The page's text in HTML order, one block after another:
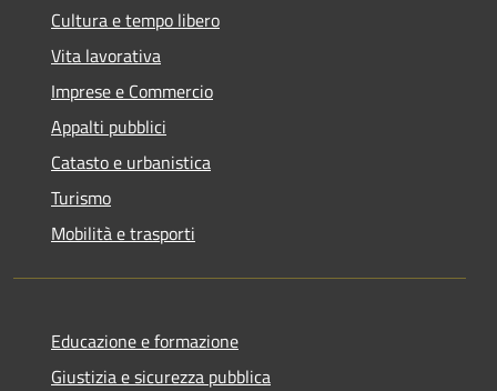
Cultura e tempo libero
Vita lavorativa
Imprese e Commercio
Appalti pubblici
Catasto e urbanistica
Turismo
Mobilità e trasporti
Educazione e formazione
Giustizia e sicurezza pubblica